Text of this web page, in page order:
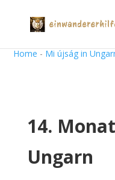
Home - Mi újság in
14.
Ungarn